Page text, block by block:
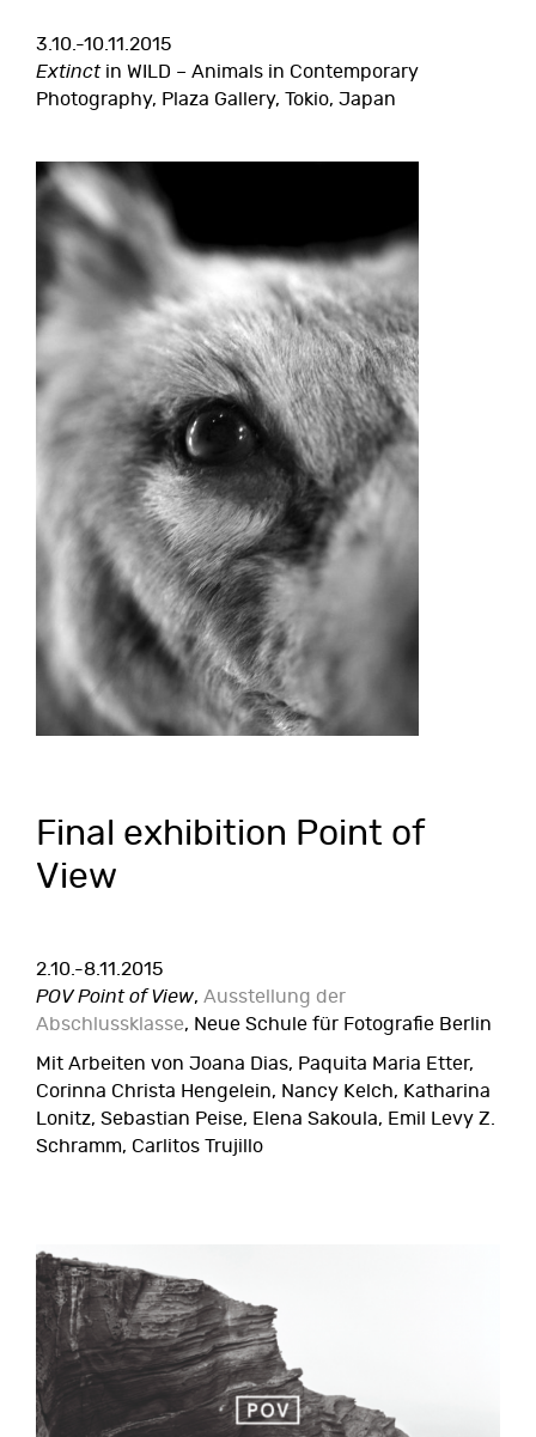
3.10.-10.11.2015
Extinctin WILD – Animals in Contemporary
Photography, Plaza Gallery, Tokio, Japan
Final exhibition Point of
View
2.10.-8.11.2015
POV Point of View, Ausstellung der
Abschlussklasse, Neue Schule für Fotografie Berlin
Mit Arbeiten von Joana Dias, Paquita Maria Etter,
Corinna Christa Hengelein, Nancy Kelch, Katharina
Lonitz, Sebastian Peise, Elena Sakoula, Emil Levy Z.
Schramm, Carlitos Trujillo